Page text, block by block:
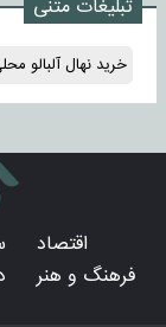
تبلیغات متنی
خرید نهال آلبالو
اقتصاد
فرهنگ و هنر